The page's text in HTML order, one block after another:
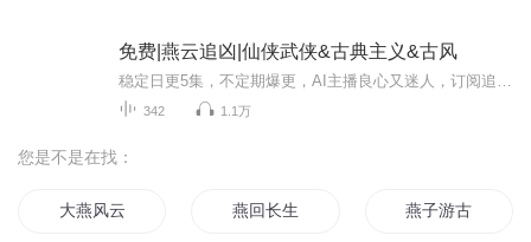
免费|燕云追凶|仙侠武侠&古典主义&古风
342 1.1万
您是不是在找：
大燕风云 燕回长生 燕子游古